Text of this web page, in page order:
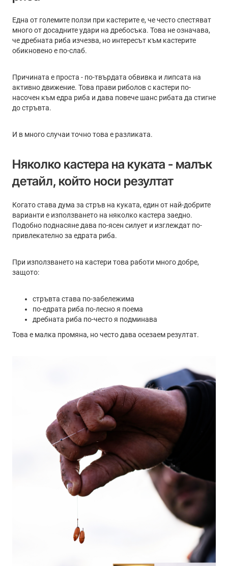
Една от големите ползи при кастерите е, че често спестяват
много от досадните удари на дребосъка. Това не означава,
че дребната риба изчезва, но интересът към кастерите
обикновено е по-слаб.
Причината е проста - по-твърдата обвивка и липсата на
активно движение. Това прави риболов с кастери по-
насочен към едра риба и дава повече шанс рибата да стигне
до стръвта.
И в много случаи точно това е разликата.
Няколко кастера на куката - малък
детайл, който носи резултат
Когато става дума за стръв на куката, един от най-добрите
варианти е използването на няколко кастера заедно.
Подобно поднасяне дава по-ясен силует и изглеждат по-
привлекателно за едрата риба.
При използването на кастери това работи много добре,
защото:
стръвта става по-забележима
по-едрата риба по-лесно я поема
дребната риба по-често я подминава
Това е малка промяна, но често дава осезаем резултат.